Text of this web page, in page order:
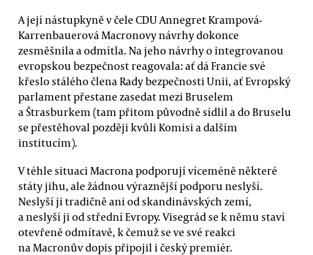
A její nástupkyně v čele CDU Annegret Krampová-
Karrenbauerová Macronovy návrhy dokonce
zesměšnila a odmítla. Na jeho návrhy o integrovanou
evropskou bezpečnost reagovala: ať dá Francie své
křeslo stálého člena Rady bezpečnosti Unii, ať Evropský
parlament přestane zasedat mezi Bruselem
a Štrasburkem (tam přitom původně sídlil a do Bruselu
se přestěhoval později kvůli Komisi a dalším
institucím).
V téhle situaci Macrona podporují víceméně některé
státy jihu, ale žádnou výraznější podporu neslyší.
Neslyší ji tradičně ani od skandinávských zemí,
a neslyší ji od střední Evropy. Visegrád se k němu staví
otevřeně odmítavě, k čemuž se ve své reakci
na Macronův dopis připojil i český premiér.